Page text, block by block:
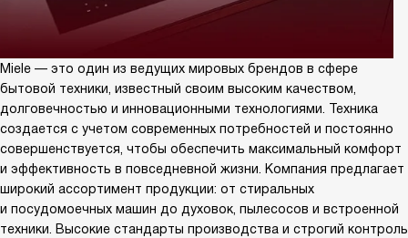
Miele — это один из ведущих мировых брендов в сфере
бытовой техники, известный своим высоким качеством,
долговечностью и инновационными технологиями. Техника
создается с учетом современных потребностей и постоянно
совершенствуется, чтобы обеспечить максимальный комфорт
и эффективность в повседневной жизни. Компания предлагает
широкий ассортимент продукции: от стиральных
и посудомоечных машин до духовок, пылесосов и встроенной
техники. Высокие стандарты производства и строгий контроль